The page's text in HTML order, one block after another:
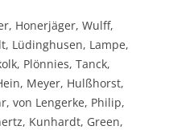
Honerjäger, Wulff,
Lüdinghusen, Lampe,
Plönnies, Tanck,
Meyer, Hulßhorst,
von Lengerke, Philip,
Kunhardt, Green,